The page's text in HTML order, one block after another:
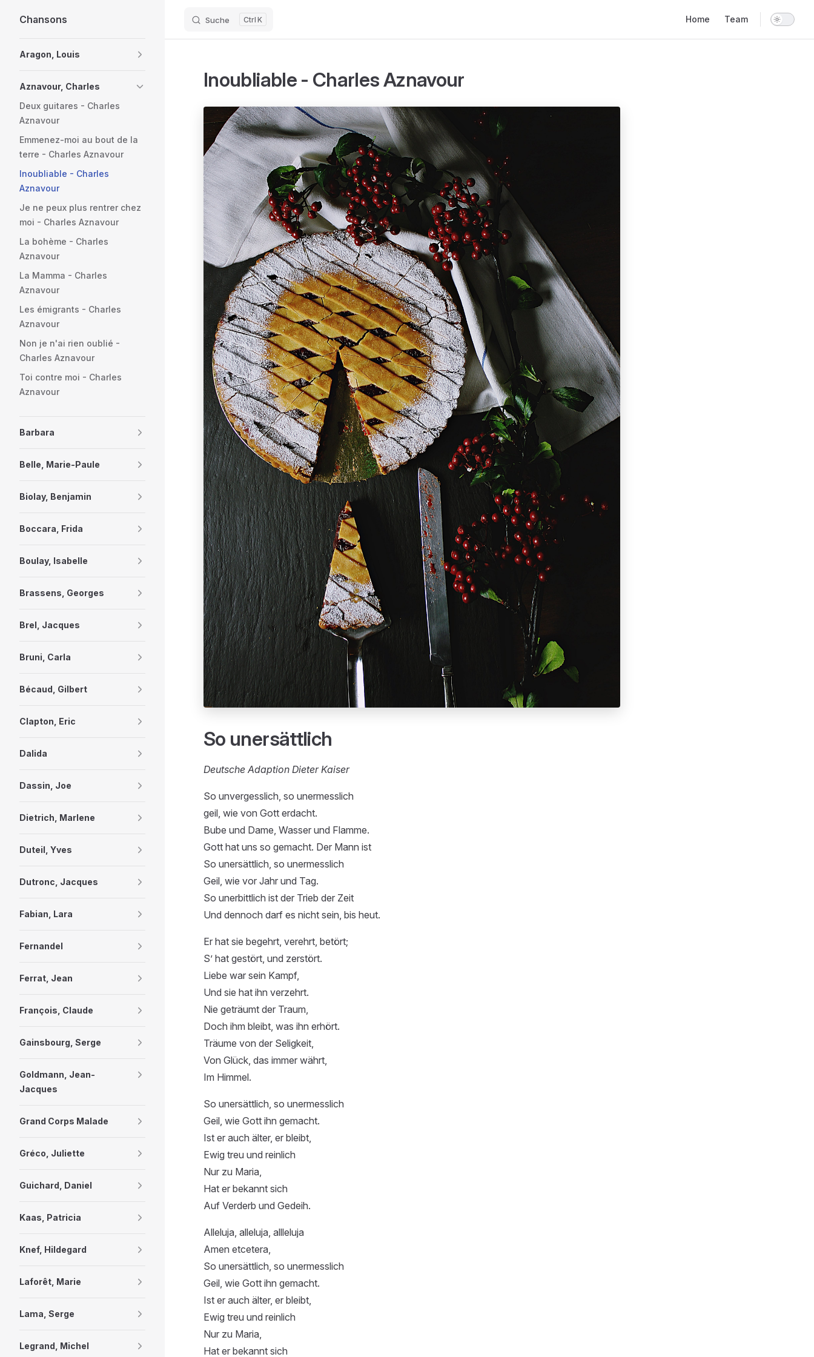
Skip to content
Chansons Suche K Home Team
Aragon, Louis
Aznavour, Charles
Deux guitares - Charles
Aznavour
Emmenez-moi au bout de la
terre - Charles Aznavour
Inoubliable - Charles
Aznavour
Je ne peux plus rentrer chez
moi - Charles Aznavour
La bohème - Charles
Aznavour
La Mamma - Charles
Aznavour
Les émigrants - Charles
Aznavour
Non je n'ai rien oublié -
Charles Aznavour
Toi contre moi - Charles
Aznavour
Barbara
Belle, Marie-Paule
Biolay, Benjamin
Boccara, Frida
Boulay, Isabelle
Brassens, Georges
Brel, Jacques
Bruni, Carla
Bécaud, Gilbert
Clapton, Eric
Dalida
Dassin, Joe
Dietrich, Marlene
Duteil, Yves
Dutronc, Jacques
Fabian, Lara
Fernandel
Ferrat, Jean
François, Claude
Gainsbourg, Serge
Goldmann, Jean-
Jacques
Grand Corps Malade
Gréco, Juliette
Guichard, Daniel
Kaas, Patricia
Knef, Hildegard
Laforêt, Marie
Lama, Serge
Legrand, Michel
Inoubliable - Charles Aznavour
So unersättlich
Deutsche Adaption Dieter Kaiser
So unvergesslich, so unermesslich
geil, wie von Gott erdacht.
Bube und Dame, Wasser und Flamme.
Gott hat uns so gemacht. Der Mann ist
So unersättlich, so unermesslich
Geil, wie vor Jahr und Tag.
So unerbittlich ist der Trieb der Zeit
Und dennoch darf es nicht sein, bis heut.
Er hat sie begehrt, verehrt, betört;
S’ hat gestört, und zerstört.
Liebe war sein Kampf,
Und sie hat ihn verzehrt.
Nie geträumt der Traum,
Doch ihm bleibt, was ihn erhört.
Träume von der Seligkeit,
Von Glück, das immer währt,
Im Himmel.
So unersättlich, so unermesslich
Geil, wie Gott ihn gemacht.
Ist er auch älter, er bleibt,
Ewig treu und reinlich
Nur zu Maria,
Hat er bekannt sich
Auf Verderb und Gedeih.
Alleluja, alleluja, allleluja
Amen etcetera,
So unersättlich, so unermesslich
Geil, wie Gott ihn gemacht.
Ist er auch älter, er bleibt,
Ewig treu und reinlich
Nur zu Maria,
Hat er bekannt sich